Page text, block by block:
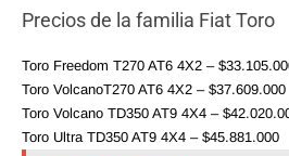
Precios de la familia Fiat Toro
Toro Freedom T270 AT6 4X2 –
Toro VolcanoT270 AT6 4X2 – $37.609.000
Toro Volcano TD350 AT9 4X4 –
Toro Ultra TD350 AT9 4X4 – $45.881.000